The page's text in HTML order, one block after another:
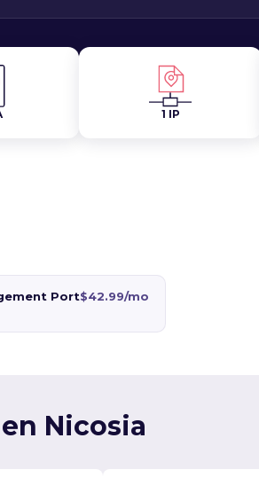
1 IP
Port$42.99/mo
Nicosia